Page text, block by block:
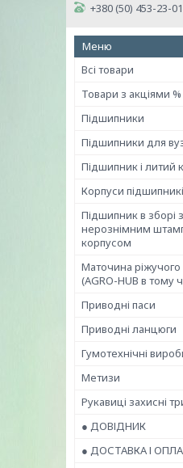
+380 (50) 453-23-01
Всі товари
Товари з акціями %
Підшипники
Підшипники для
Підшипник і литий
Корпуси
Підшипник в зборі з
нерознімним
корпусом
Маточина ріжучого
(AGRO-HUB в тому
Приводні паси
Приводні ланцюги
Гумотехнічні
Метизи
Рукавиці захисні
● ДОВІДНИК
● ДОСТАВКА І